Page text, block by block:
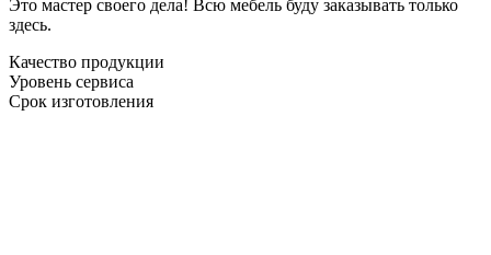
Это мастер своего дела! Всю мебель буду заказывать только
здесь.
Качество продукции
Уровень сервиса
Срок изготовления